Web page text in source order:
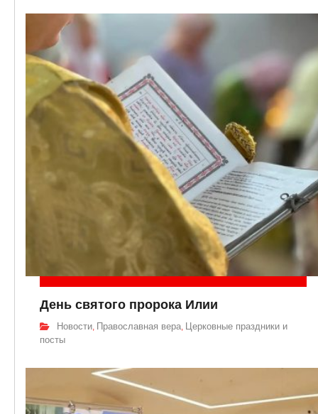
День святого пророка Илии
Новости, Православная вера,
Церковные праздники и
посты